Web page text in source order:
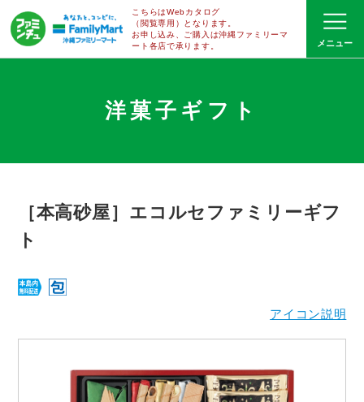
こちらはWebカタログ
（閲覧専用）となります。
お申し込み、ご購入は沖縄ファミリーマ
ート 各店で承ります。
洋菓子ギフト
［本高砂屋］エコルセファミリーギフ
ト
アイコン説明